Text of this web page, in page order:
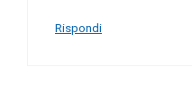
Rispondi